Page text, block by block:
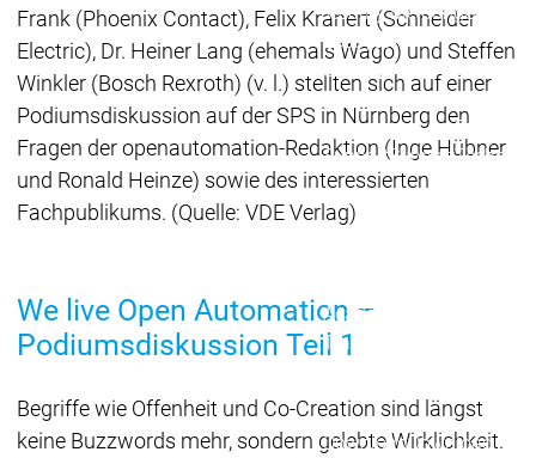
Security Meldung
Ecosystem
Services
SupportSupport
Services
Support
Academy
Training
DownloadDownload
Frank (Phoenix Contact), Felix Kranert (Schneider
Electric), Dr. Heiner Lang (ehemals Wago) und Steffen
Winkler (Bosch Rexroth) (v. l.) stellten sich auf einer
Podiumsdiskussion auf der SPS in Nürnberg den
Fragen der openautomation-Redaktion (Inge Hübner
und Ronald Heinze) sowie des interessierten
Fachpublikums. (Quelle: VDE Verlag)
We live Open Automation –
Podiumsdiskussion Teil 1
Begriffe wie Offenheit und Co-Creation sind längst
keine Buzzwords mehr, sondern gelebte Wirklichkeit.